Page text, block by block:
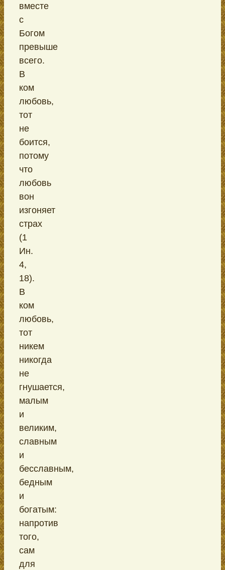
вместе
с
Богом
превыше
всего.
В
ком
любовь,
тот
не
боится,
потому
что
любовь
вон
изгоняет
страх
(1
Ин.
4,
18).
В
ком
любовь,
тот
никем
никогда
не
гнушается,
малым
и
великим,
славным
и
бесславным,
бедным
и
богатым:
напротив
того,
сам
для